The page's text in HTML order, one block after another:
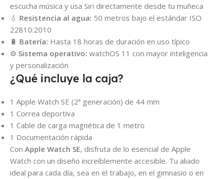
escucha música y usa Siri directamente desde tu muñeca
💧 Resistencia al agua: 50 metros bajo el estándar ISO
22810:2010
🔋 Batería: Hasta 18 horas de duración en uso típico
⚙ Sistema operativo: watchOS 11 con mayor inteligencia
y personalización
¿Qué incluye la caja?
1 Apple Watch SE (2ª generación) de 44 mm
1 Correa deportiva
1 Cable de carga magnética de 1 metro
1 Documentación rápida
Con Apple Watch SE, disfruta de lo esencial de Apple
Watch con un diseño increíblemente accesible. Tu aliado
ideal para cada día, sea en el trabajo, en el gimnasio o en